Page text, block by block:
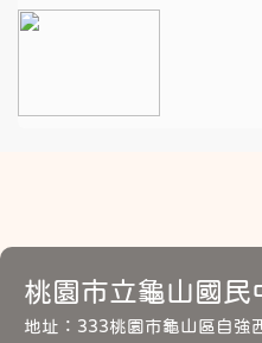
桃園市立龜山國民
地址：333桃園市龜山區自強